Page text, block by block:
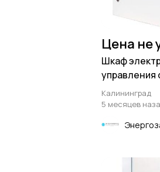
Цена не
Шкаф
управления
квт
Калининград
5 месяцев